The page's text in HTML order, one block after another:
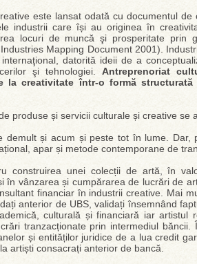
este lansat odată cu documentul de
industrii care își au originea în
locuri de muncă şi prosperitate prin
Mapping Document 2001).
datorită ideii de a
şi tehnologiei. Antreprenoriat
la creativitate într-o formă
produse și servicii culturale și creative se
demult și acum și peste tot în lume. Dar,
apar și metode contemporane de
construirea unei colecții de artă, în
în vânzarea și cumpărarea de lucrări de
financiar în industrii creative. Mai
anterior de UBS, validați însemnând
culturală și financiară iar artistul
tranzacționate prin intermediul băncii.
și entităților juridice de a lua credit
artiști consacrați anterior de bancă.